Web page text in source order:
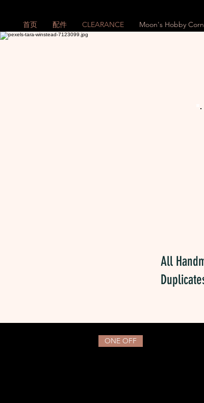
首页 配件 CLEARANCE Moon's Hobby
All
ONE OFF